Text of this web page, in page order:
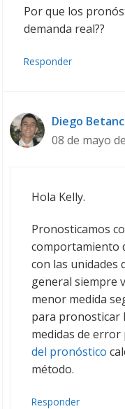
Por que los
demanda real??
Responder
Diego
08 de mayo
Hola Kelly.
Pronosticamos
comportamiento
con las unidades
general siempre
menor medida
para pronosticar
medidas de
del pronóstico
método.
Responder